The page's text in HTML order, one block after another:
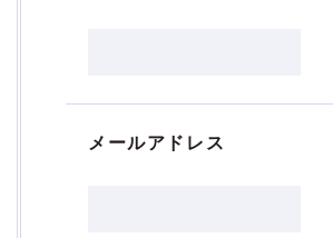
メールアドレス